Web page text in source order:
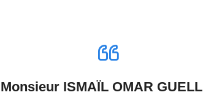
Monsieur ISMAÏL OMAR